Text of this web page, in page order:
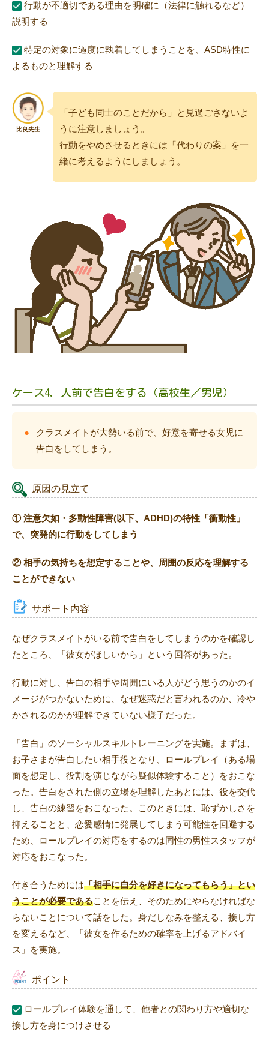
行動が不適切である理由を明確に（法律に触れるなど）
説明する
特定の対象に過度に執着してしまうことを、ASD特性に
よるものと理解する
「子ども同士のことだから」と見過ごさないよ
うに注意しましょう。
行動をやめさせるときには「代わりの案」を一
緒に考えるようにしましょう。
ケース4. 人前で告白をする（高校生／男児）
クラスメイトが大勢いる前で、好意を寄せる女児に
告白をしてしまう。
原因の見立て
① 注意欠如・多動性障害(以下、ADHD)の特性「衝動性」
で、突発的に行動をしてしまう
② 相手の気持ちを想定することや、周囲の反応を理解する
ことができない
サポート内容
なぜクラスメイトがいる前で告白をしてしまうのかを確認し
たところ、「彼女がほしいから」という回答があった。
行動に対し、告白の相手や周囲にいる人がどう思うのかのイ
メージがつかないために、なぜ迷惑だと言われるのか、冷や
かされるのかが理解できていない様子だった。
「告白」のソーシャルスキルトレーニングを実施。まずは、
お子さまが告白したい相手役となり、ロールプレイ（ある場
面を想定し、役割を演じながら疑似体験すること）をおこな
った。告白をされた側の立場を理解したあとには、役を交代
し、告白の練習をおこなった。このときには、恥ずかしさを
抑えることと、恋愛感情に発展してしまう可能性を回避する
ため、ロールプレイの対応をするのは同性の男性スタッフが
対応をおこなった。
付き合うためには「相手に自分を好きになってもらう」とい
うことが必要であることを伝え、そのためにやらなければな
らないことについて話をした。身だしなみを整える、接し方
を変えるなど、「彼女を作るための確率を上げるアドバイ
ス」を実施。
ポイント
ロールプレイ体験を通して、他者との関わり方や適切な
接し方を身につけさせる